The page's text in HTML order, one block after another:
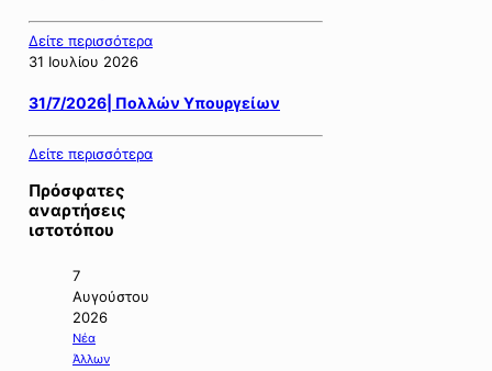
Δείτε περισσότερα
31 Ιουλίου 2026
31/7/2026| Πολλών Υπουργείων
Δείτε περισσότερα
Πρόσφατες
αναρτήσεις
ιστοτόπου
7
Αυγούστου
2026
Νέα
Άλλων